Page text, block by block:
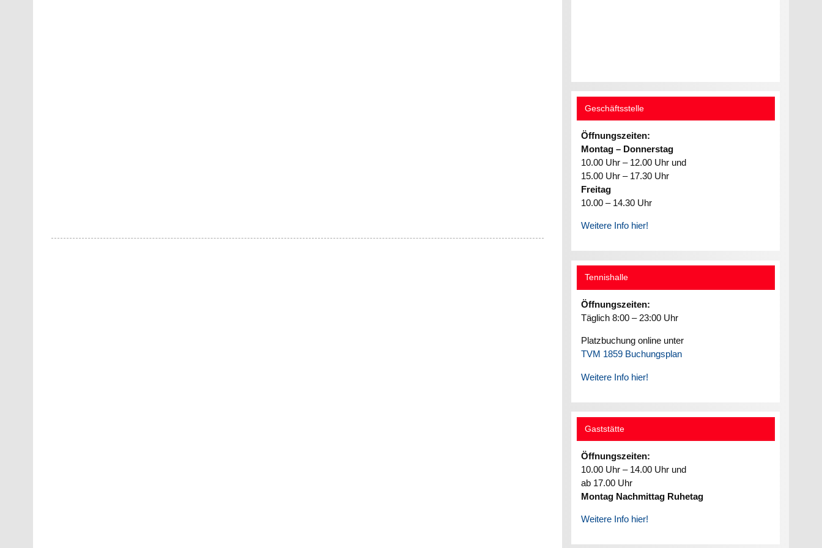
Geschäftsstelle
Öffnungszeiten:
Montag – Donnerstag
10.00 Uhr – 12.00 Uhr und
15.00 Uhr – 17.30 Uhr
Freitag
10.00 – 14.30 Uhr
Weitere Info hier!
Tennishalle
Öffnungszeiten:
Täglich 8:00 – 23:00 Uhr
Platzbuchung online unter
TVM 1859 Buchungsplan
Weitere Info hier!
Gaststätte
Öffnungszeiten:
10.00 Uhr – 14.00 Uhr und
ab 17.00 Uhr
Montag Nachmittag Ruhetag
Weitere Info hier!